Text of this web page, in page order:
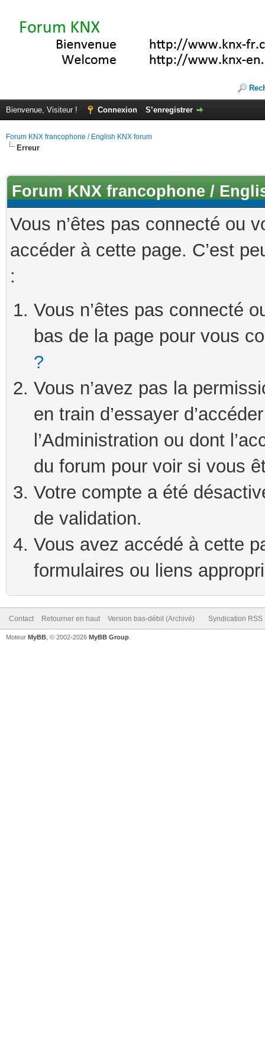
Bienvenue, Visiteur ! Connexion S’enregistrer
Forum KNX francophone / English KNX forum
Erreur
Forum KNX francophone /
Vous n’êtes pas connecté ou
accéder à cette page. C’est
:
Vous n’êtes pas connecté
bas de la page pour vous
?
Vous n’avez pas la
en train d’essayer
l’Administration ou dont
du forum pour voir si vous
Votre compte a été
de validation.
Vous avez accédé à cette
formulaires ou liens
Contact Retourner en haut Version bas-débit (Archivé) Syndication RSS
Moteur MyBB , © 2002-2026 MyBB Group